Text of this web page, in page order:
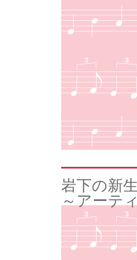
岩下の新
～アーテ